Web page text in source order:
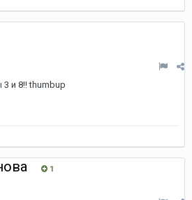
и 8!! thumbup
1